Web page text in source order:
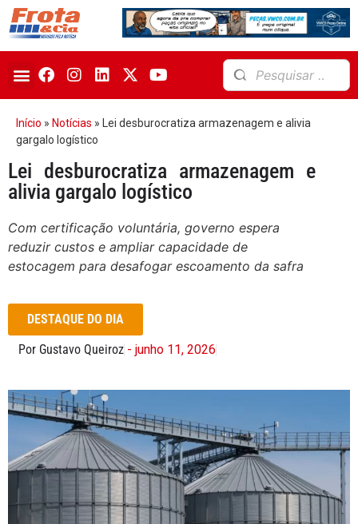
Início » Notícias » Lei desburocratiza armazenagem e alivia
gargalo logístico
Lei desburocratiza armazenagem e
alivia gargalo logístico
Com certificação voluntária, governo espera
reduzir custos e ampliar capacidade de
estocagem para desafogar escoamento da safra
DESTAQUE DO DIA
Por Gustavo Queiroz - junho 11, 2026